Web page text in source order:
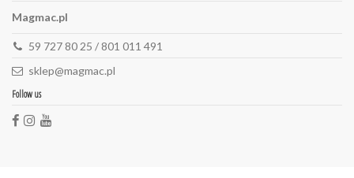
Magmac.pl
59 727 80 25 / 801 011 491
sklep@magmac.pl
Follow us